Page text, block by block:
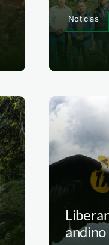
Noticias
andino